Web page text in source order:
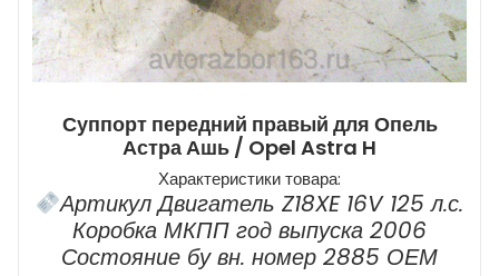
Суппорт передний правый для Опель
Астра Ашь / Opel Astra H
Характеристики товара:
Артикул Двигатель Z18XE 16V 125 л.с.
Коробка МКПП год выпуска 2006
Состояние бу вн. номер 2885 ОЕМ